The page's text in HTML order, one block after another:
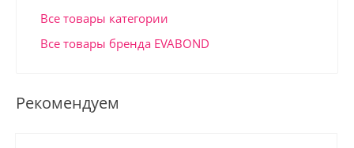
Все товары категории
Все товары бренда EVABOND
Рекомендуем